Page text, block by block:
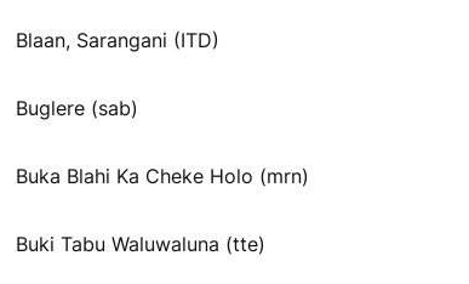
Blaan, Sarangani (ITD)
Buglere (sab)
Buka Blahi Ka Cheke Holo (mrn)
Buki Tabu Waluwaluna (tte)